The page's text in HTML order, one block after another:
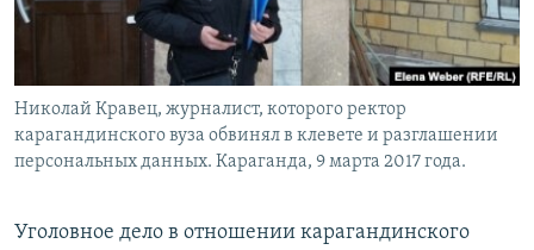
Николай Кравец, журналист, которого ректор
карагандинского вуза обвинял в клевете и разглашении
персональных данных. Караганда, 9 марта 2017 года.
Уголовное дело в отношении карагандинского